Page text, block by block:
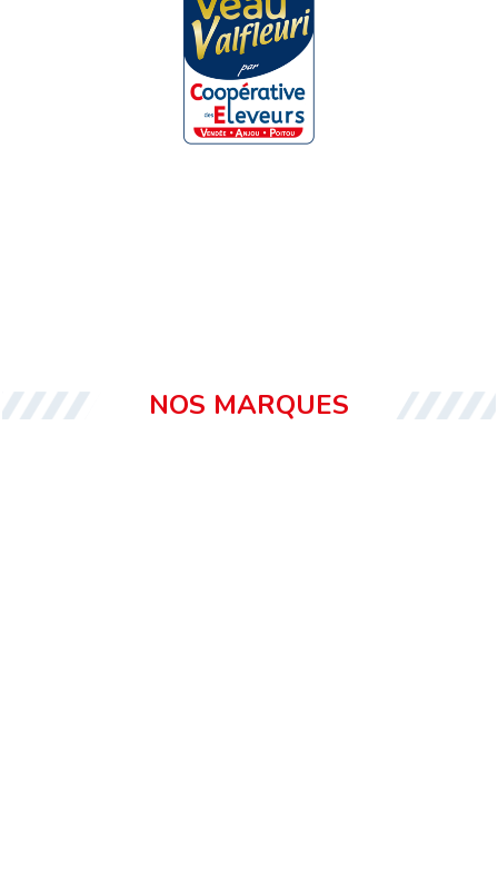
NOS MARQUES